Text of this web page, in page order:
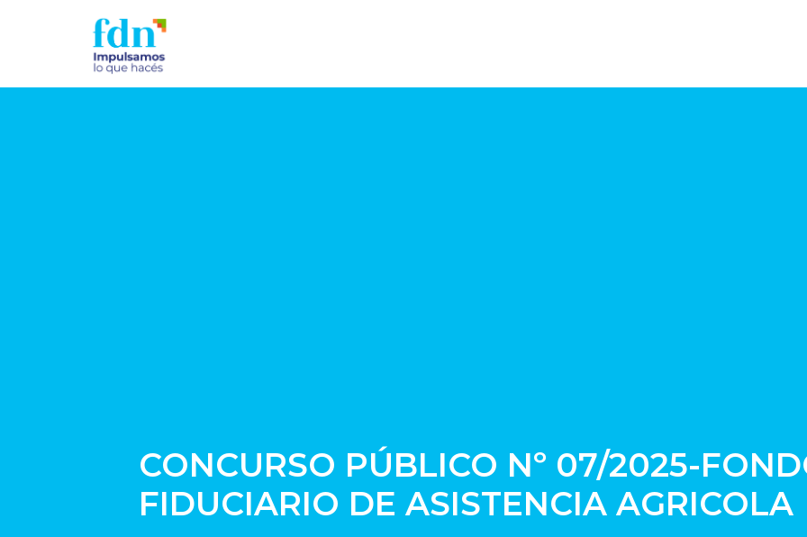
CONCURSO PÚBLICO Nº 07/2025-
FIDUCIARIO DE ASISTENCIA AGRICOLA